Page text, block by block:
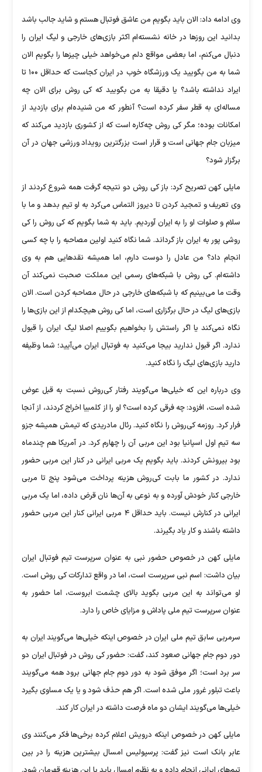
وی ادامه داد: الان باید بگویم من عاشق فوتبال هستم و شاید جالب باشد
بدانید این روز‌ها در خانه نشسته‌ام اکثر بازی‌های خارجی و لیگ ایران را
دنبال می‌کنم، اما بعضی مواقع دلم می‌خواهد خیلی چیز‌ها را بگویم الان
شما به من بگویید یک ورزشگاه خوب در ایران کجاست که حداقل ۱۰۰ تا
ایراد نداشته باشد؟ یا دقیقا به من بگویید که کی روش برای الان چه
مساله‌ای به قطر سفر کرده است؟ آنطور که من شنیده‌ام برای بازدید از
امکانات بوده؛ مگر کی روش چه‌کاره است که از کشوری بازدید می‌کند که
میزبان جام جهانی است و قرار است بزرگترین رویداد ورزشی جهان در آن
برگزار شود؟
مایلی کهن تصریح کرد: باز کی روش دو نتیجه گرفت همه شروع کردند از
وی تعریف و تمجید کردن تا دیروز التماس می‌کرد به او تیم بدهد و ما با
سلام و صلوات او را به ایران آوردیم. باید به شما بگویم که کی روش را کی
روشی پور به ایران باز گرداند. شما نگاه کنید اولین مصاحبه را با چه کسی
انجام داد؟ من عادل را دوست دارم، اما همیشه نقد‌هایی هم به وی
داشته‌ام. کی روش با شبکه‌های رسمی این مملکت صحبت نمی‌کند آن
وقت ما می‌بینیم که با شبکه‌های خارجی در حال مصاحبه کردن است. الان
بازی‌های لیگ در حال برگزاری است، اما کی روش هیچکدام از این بازی‌ها را
نگاه نمی‌کند یا اگر راستش را بخواهیم بگوییم اصلا لیگ ایران را قبول
ندارد. اگر قبول ندارید بیجا می‌کنید به فوتبال ایران می‌آیید؛ شما وظیفه
دارید بازی‌های لیگ را نگاه کنید.
وی درباره این که خیلی‌ها می‌گویند رفتار کی‌روش نسبت به قبل عوض
شده است، افزود: چه فرقی کرده است؟ او را از کلمبیا اخراج کردند، از آنجا
فرار کرد. روزمه کی‌روش را نگاه کنید. رئال مادریدی که تیمش همیشه جزو
سه تیم اول اسپانیا بود این مربی آن را چهارم کرد. در آمریکا هم چندماه
بود بیرونش کردند. باید بگویم یک مربی ایرانی در کنار این مربی حضور
ندارد. در کشور ما بابت کی‌روش هزینه پرداخت می‌شود پنج تا مربی
خارجی کنار خودش آورده و به نوعی به آن‌ها نان قرض داده، اما یک مربی
ایرانی در کنارش نیست. باید حداقل ۴ مربی ایرانی کنار این مربی حضور
داشته باشند و کار یاد بگیرند.
مایلی کهن در خصوص حضور نبی به عنوان سرپرست تیم فوتبال ایران
بیان داشت: اسم نبی سرپرست است، اما در واقع تدارکات کی روش است.
او می‌تواند به این مربی بگوید بالای چشمت ابروست، اما حضور به
عنوان سرپرست تیم ملی پاداش و مزایای خاص را دارد.
سرمربی سابق تیم ملی ایران در خصوص اینکه خیلی‌ها می‌گویند ایران به
دور دوم جام جهانی صعود کند، گفت: حضور کی روش در فوتبال ایران دو
سر برد است؛ اگر موفق شود به دور دوم جام جهانی برود همه می‌گویند
باعث تبلور غرور ملی شده است. اگر هم حذف شود و یا یک مساوی بگیرد
خیلی‌ها می‌گویند ایشان دو ماه فرصت داشته در ایران کار کند.
مایلی کهن در خصوص اینکه درویش اعلام کرده برخی‌ها فکر می‌کنند وی
عابر بانک است نیز گفت: پرسپولیس امسال بیشترین هزینه را در بین